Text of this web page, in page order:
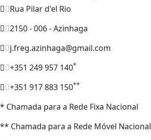
Rua Pilar d'el Rio
2150 - 006 - Azinhaga
j.freg.azinhaga@gmail.com
+351 249 957 140*
+351 917 883 150**
* Chamada para a Rede Fixa Nacional
** Chamada para a Rede Móvel Nacional